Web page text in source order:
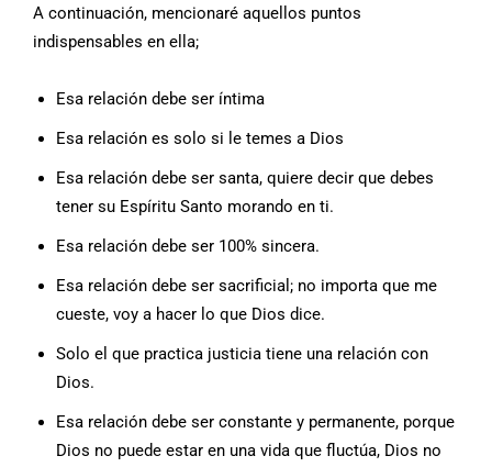
A continuación, mencionaré aquellos puntos
indispensables en ella;
Esa relación debe ser íntima
Esa relación es solo si le temes a Dios
Esa relación debe ser santa, quiere decir que debes
tener su Espíritu Santo morando en ti.
Esa relación debe ser 100% sincera.
Esa relación debe ser sacrificial; no importa que me
cueste, voy a hacer lo que Dios dice.
Solo el que practica justicia tiene una relación con
Dios.
Esa relación debe ser constante y permanente, porque
Dios no puede estar en una vida que fluctúa, Dios no